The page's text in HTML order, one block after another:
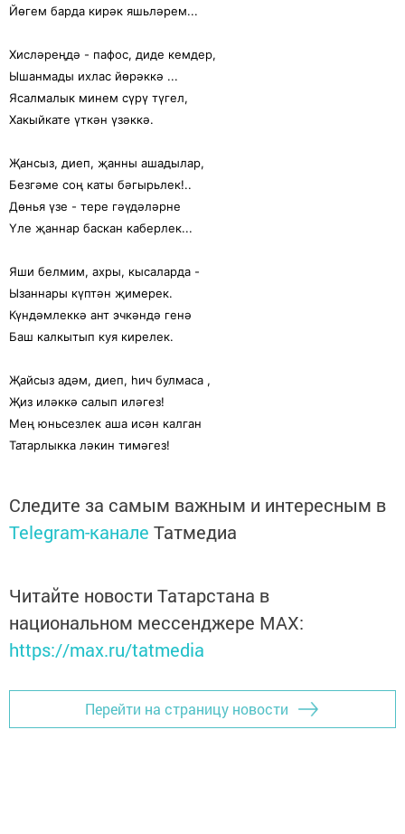
Йөгем барда кирәк яшьләрем...
Хисләреңдә - пафос, диде кемдер,
Ышанмады ихлас йөрәккә ...
Ясалмалык минем сүрү түгел,
Хакыйкате үткән үзәккә.
Җансыз, диеп, җанны ашадылар,
Безгәме соң каты бәгырьлек!..
Дөнья үзе - тере гәүдәләрне
Үле җаннар баскан каберлек...
Яши белмим, ахры, кысаларда -
Ызаннары күптән җимерек.
Күндәмлеккә ант эчкәндә генә
Баш калкытып куя кирелек.
Җайсыз адәм, диеп, һич булмаса ,
Җиз иләккә салып иләгез!
Мең юньсезлек аша исән калган
Татарлыкка ләкин тимәгез!
Следите за самым важным и интересным в
Telegram-канале Татмедиа
Читайте новости Татарстана в
национальном мессенджере MАХ:
https://max.ru/tatmedia
Перейти на страницу новости